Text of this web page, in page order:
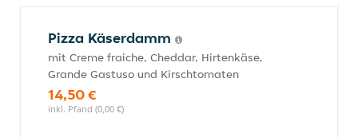
Pizza Käserdamm
mit Creme fraiche, Cheddar, Hirtenkäse,
Grande Gastuso und Kirschtomaten
14,50 €
inkl. Pfand (0,00 €)